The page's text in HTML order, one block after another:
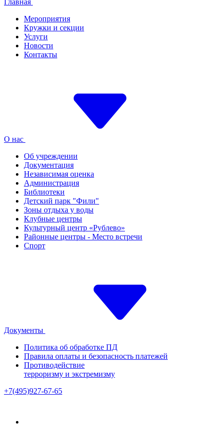
Главная
Мероприятия
Кружки и секции
Услуги
Новости
Контакты
О нас
Об учреждении
Документация
Независимая оценка
Администрация
Библиотеки
Детский парк "Фили"
Зоны отдыха у воды
Клубные центры
Культурный центр «Рублево»
Районные центры - Место встречи
Спорт
Документы
Политика об обработке ПД
Правила оплаты и безопасность платежей
Противодействие
терроризму и экстремизму
+7(495)927-67-65